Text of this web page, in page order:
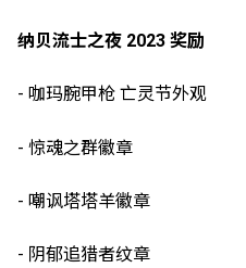
纳贝流士之夜 2023 奖励
- 咖玛腕甲枪 亡灵节外观
- 惊魂之群徽章
- 嘲讽塔塔羊徽章
- 阴郁追猎者纹章